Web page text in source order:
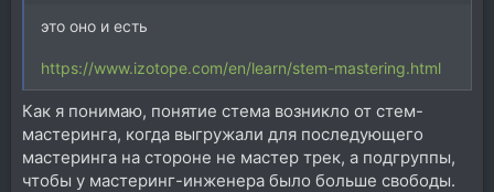
это оно и есть
https://www.izotope.com/en/learn/stem-mastering.html
Как я понимаю, понятие стема возникло от стем-
мастеринга, когда выгружали для последующего
мастеринга на стороне не мастер трек, а подгруппы,
чтобы у мастеринг-инженера было больше свободы.